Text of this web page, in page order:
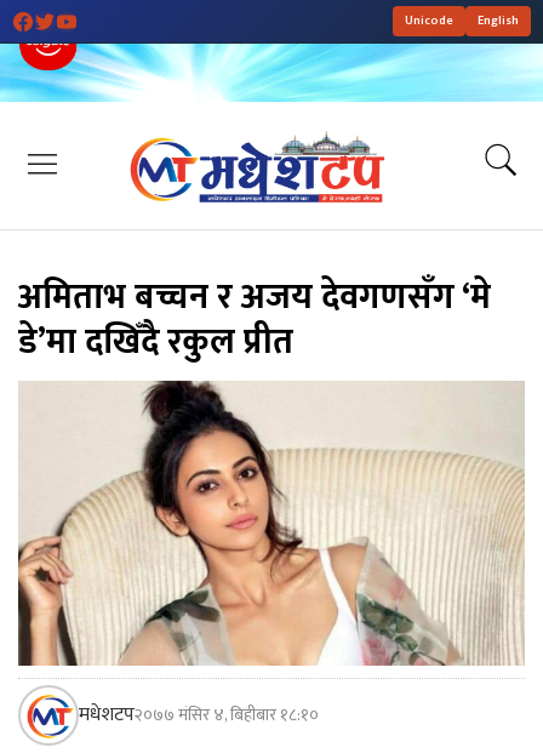
Unicode English
अमिताभ बच्चन र अजय देवगणसँग ‘मे
डे’मा दखिँदै रकुल प्रीत
मधेशटप२०७७ मंसिर ४, बिहीबार १८:१०